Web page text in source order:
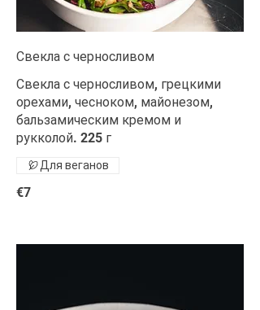
Свекла с черносливом
Свекла с черносливом, грецкими
орехами, чесноком, майонезом,
бальзамическим кремом и
рукколой. 225 г
€7
Для веганов